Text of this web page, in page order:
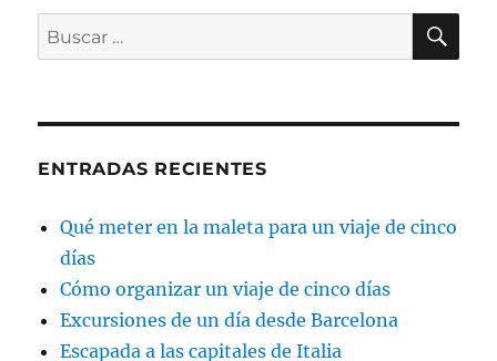
Buscar
por:
ENTRADAS RECIENTES
Qué meter en la maleta para un viaje de cinco
días
Cómo organizar un viaje de cinco días
Excursiones de un día desde Barcelona
Escapada a las capitales de Italia